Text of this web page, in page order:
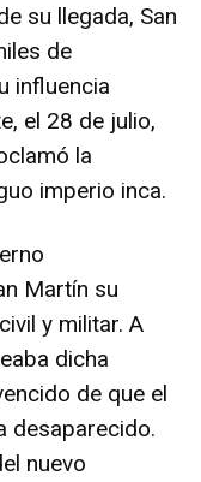
su llegada, San
de
influencia
el 28 de julio,
la
imperio inca.
Martín su
y militar. A
dicha
de que el
desaparecido.
nuevo